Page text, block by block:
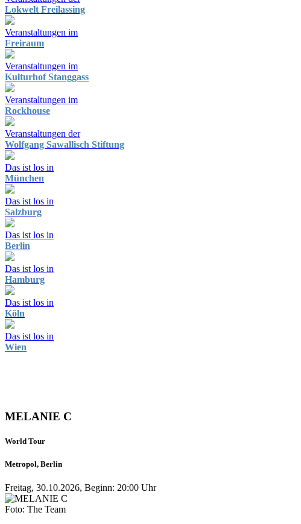
Lokwelt Freilassing
Veranstaltungen im
Freiraum
Veranstaltungen im
Kulturhof Stanggass
Veranstaltungen im
Rockhouse
Veranstaltungen der
Wolfgang Sawallisch Stiftung
Das ist los in
München
Das ist los in
Salzburg
Das ist los in
Berlin
Das ist los in
Hamburg
Das ist los in
Köln
Das ist los in
Wien
MELANIE C
World Tour
Metropol, Berlin
Freitag, 30.10.2026, Beginn: 20:00 Uhr
Foto: The Team